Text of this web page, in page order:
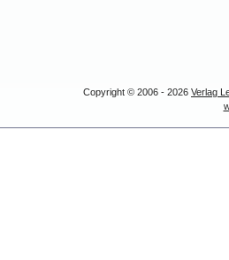
Copyright © 2006 - 2026 Verlag